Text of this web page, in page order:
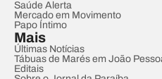
Saúde Alerta
Mercado em Movimento
Papo Íntimo
Mais
Últimas Notícias
Tábuas de Marés em João
Editais